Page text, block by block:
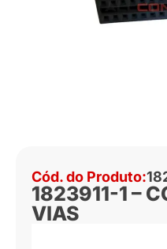
Cód. do Produto:
1823911-1 –
VIAS